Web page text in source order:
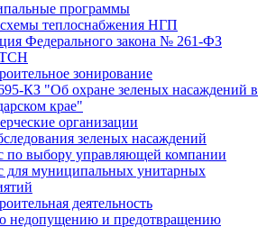
программы
теплоснабжения НГП
Федерального закона № 261-ФЗ
зонирование
КЗ "Об охране зеленых насаждений в
крае"
организации
зеленых насаждений
по выбору управляющей компании
для муниципальных унитарных
деятельность
недопущению и предотвращению